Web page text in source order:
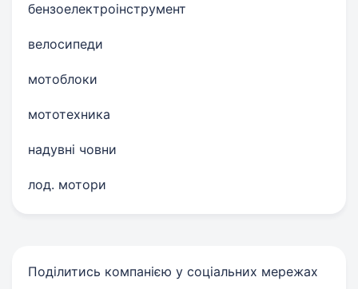
бензоелектроінструмент
велосипеди
мотоблоки
мототехника
надувні човни
лод. мотори
Поділитись компанією у соціальних мережах